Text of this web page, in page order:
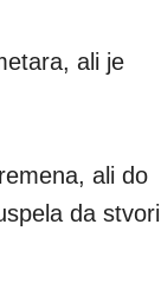
ali je
ali do
da stvori